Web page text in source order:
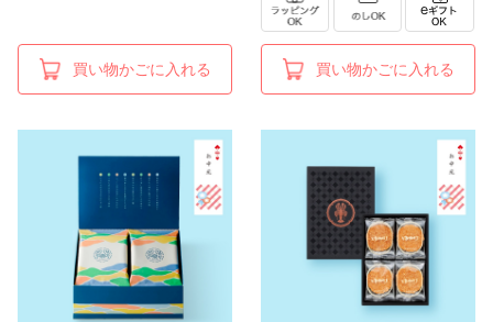
買い物かごに入れる 買い物かごに入れる